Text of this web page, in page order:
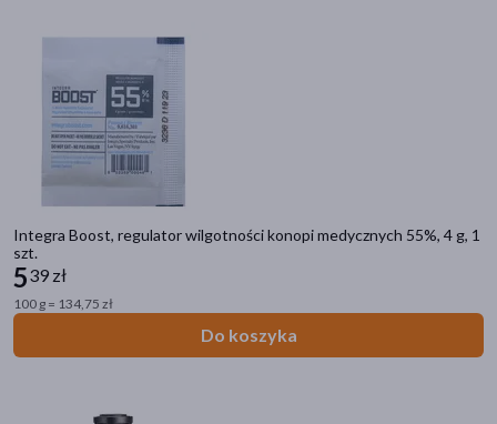
Integra Boost, regulator wilgotności konopi medycznych 55%, 4 g, 1
szt.
539 zł
100 g = 134,75 zł
Do koszyka